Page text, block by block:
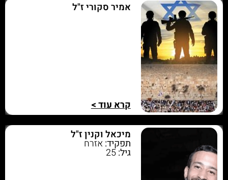
אמיר סקורי ז"ל
קרא עוד >
מיכאל וקנין ז"ל
תפקיד: אזרח
גיל:25